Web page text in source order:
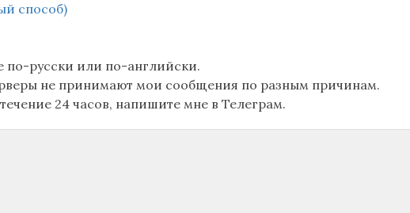
способ)
по-русски или по-английски.
не принимают мои сообщения по разным причинам.
24 часов, напишите мне в Телеграм.